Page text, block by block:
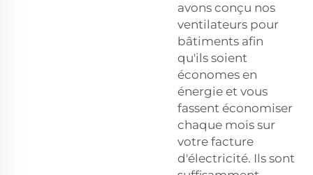
avons conçu nos
ventilateurs pour
bâtiments afin
qu'ils soient
économes en
énergie et vous
fassent économiser
chaque mois sur
votre facture
d'électricité. Ils sont